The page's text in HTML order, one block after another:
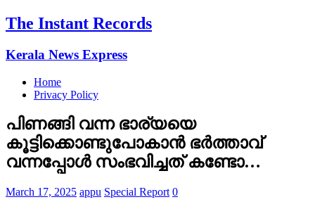
The Instant Records
Kerala News Express
Home
Privacy Policy
പിണങ്ങി വന്ന ഭാര്യയെ
കൂട്ടിക്കൊണ്ടുപോകാൻ ഭർത്താവ്
വന്നപ്പോൾ സംഭവിച്ചത് കണ്ടോ…
March 17, 2025 appu Special Report 0